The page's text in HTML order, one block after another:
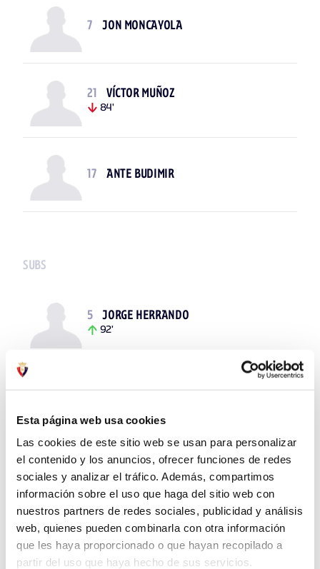
Esta página web usa cookies
Las cookies de este sitio web se usan para personalizar
el contenido y los anuncios, ofrecer funciones de redes
sociales y analizar el tráfico. Además, compartimos
información sobre el uso que haga del sitio web con
nuestros partners de redes sociales, publicidad y análisis
web, quienes pueden combinarla con otra información
que les haya proporcionado o que hayan recopilado a
partir del uso que haya hecho de sus servicios.
7 JON MONCAYOLA
21
VÍCTOR MUÑOZ
84'
17 ANTE BUDIMIR
SUBS
5
JORGE HERRANDO
92'
14
RUBÉN GARCÍA
9
RAÚL GARCÍA
66'
11
KIKE BARJA
84'
93'